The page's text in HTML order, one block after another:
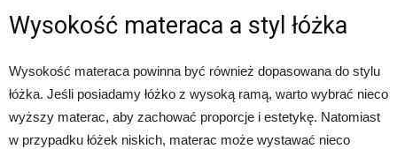
Wysokość materaca a styl łóżka
Wysokość materaca powinna być również dopasowana do stylu
łóżka. Jeśli posiadamy łóżko z wysoką ramą, warto wybrać nieco
wyższy materac, aby zachować proporcje i estetykę. Natomiast
w przypadku łóżek niskich, materac może wystawać nieco